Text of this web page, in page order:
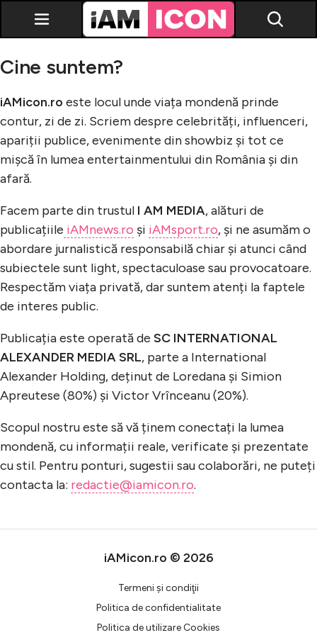
Vedete
Emisiuni TV
Horoscop
Lifestyle
Celebrități
Breaking News
Cine suntem?
iAMicon.ro este locul unde viața mondenă prinde
contur, zi de zi. Scriem despre celebrități, influenceri,
apariții publice, evenimente din showbiz și tot ce
mișcă în lumea entertainmentului din România și din
afară.
Facem parte din trustul I AM MEDIA, alături de
publicațiile iAMnews.ro și iAMsport.ro, și ne asumăm o
abordare jurnalistică responsabilă chiar și atunci când
subiectele sunt light, spectaculoase sau provocatoare.
Respectăm viața privată, dar suntem atenți la faptele
de interes public.
Publicația este operată de SC INTERNATIONAL
ALEXANDER MEDIA SRL, parte a International
Alexander Holding, deținut de Loredana și Simion
Apreutese (80%) și Victor Vrînceanu (20%).
Scopul nostru este să vă ținem conectați la lumea
mondenă, cu informații reale, verificate și prezentate
cu stil. Pentru ponturi, sugestii sau colaborări, ne puteți
contacta la: redactie@iamicon.ro.
iAMicon.ro © 2026
Termeni şi condiţii
Politica de confidentialitate
Politica de utilizare Cookies